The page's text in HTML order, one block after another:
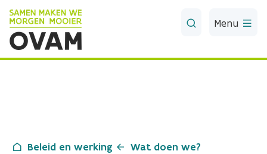
Skip to Main Content
Menu
Beleid en werking Wat doen we?